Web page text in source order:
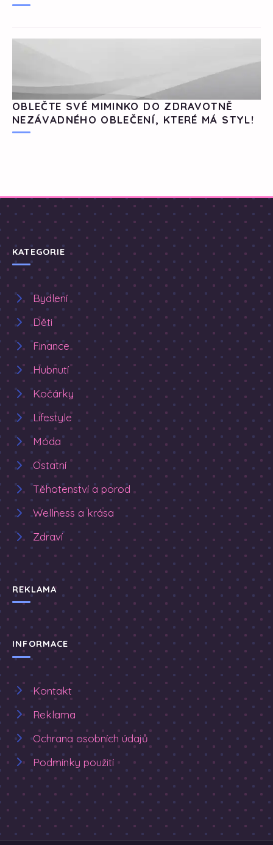
OBLEČTE SVÉ MIMINKO DO ZDRAVOTNĚ
NEZÁVADNÉHO OBLEČENÍ, KTERÉ MÁ STYL!
KATEGORIE
Bydlení
Děti
Finance
Hubnutí
Kočárky
Lifestyle
Móda
Ostatní
Těhotenství a porod
Wellness a krása
Zdraví
REKLAMA
INFORMACE
Kontakt
Reklama
Ochrana osobních údajů
Podmínky použití